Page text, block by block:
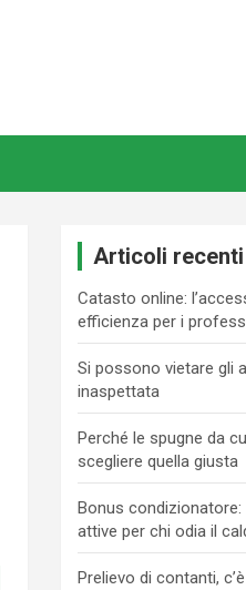
Articoli recenti
Catasto online:
efficienza per i
Si possono vietare gli
inaspettata
Perché le spugne da
scegliere quella giusta
Bonus
attive per chi odia il
Prelievo di contanti,